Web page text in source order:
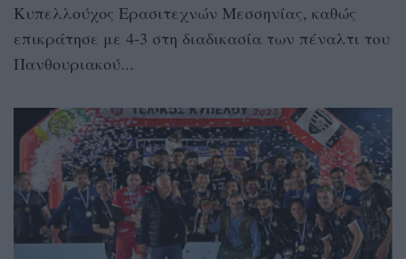
Κυπελλούχος Ερασιτεχνών Μεσσηνίας, καθώς
επικράτησε με 4-3 στη διαδικασία των πέναλτι του
Πανθουριακού...